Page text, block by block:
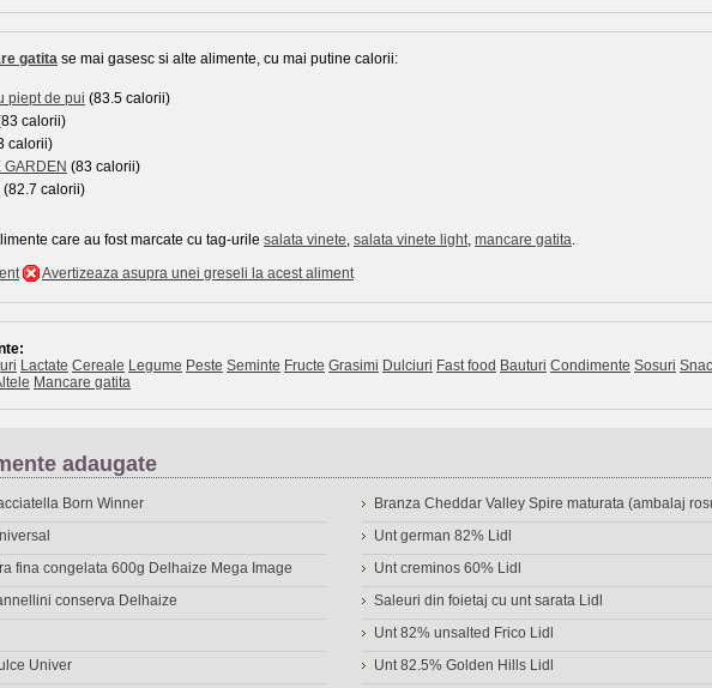
gatita se mai gasesc si alte alimente, cu mai putine calorii:
piept de pui (83.5 calorii)
calorii)
calorii)
GARDEN (83 calorii)
(82.7 calorii)
care au fost marcate cu tag-urile salata vinete, salata vinete light, mancare gatita.
Avertizeaza asupra unei greseli la acest aliment
Lactate Cereale Legume Peste Seminte Fructe Grasimi Dulciuri Fast food Bauturi Condimente Sosuri
Mancare gatita
adaugate
Born Winner
fina congelata 600g Delhaize Mega Image
conserva Delhaize
Univer
Branza Cheddar Valley Spire maturata (ambalaj
Unt german 82% Lidl
Unt creminos 60% Lidl
Saleuri din foietaj cu unt sarata Lidl
Unt 82% unsalted Frico Lidl
Unt 82.5% Golden Hills Lidl